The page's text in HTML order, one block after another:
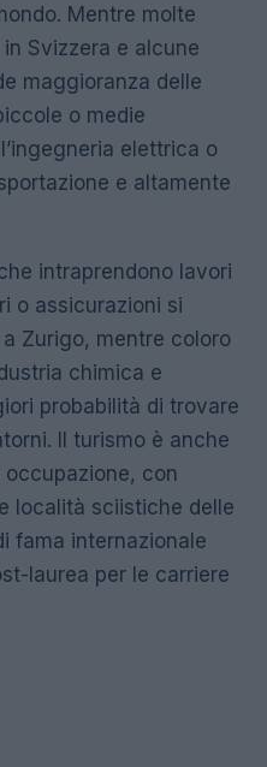
Mentre molte
Svizzera e alcune
maggioranza delle
o medie
elettrica o
e altamente
intraprendono lavori
o assicurazioni si
Zurigo, mentre coloro
chimica e
probabilità di trovare
Il turismo è anche
con
località sciistiche delle
fama internazionale
laurea per le carriere